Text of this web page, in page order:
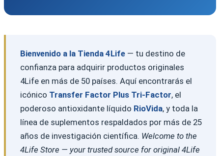
Bienvenido a la Tienda 4Life— tu destino de
confianza para adquirir productos originales
4Life en más de 50 países. Aquí encontrarás el
icónico Transfer Factor Plus Tri-Factor, el
poderoso antioxidante líquido RioVida, y toda la
línea de suplementos respaldados por más de 25
años de investigación científica. Welcome to the
4Life Store — your trusted source for original 4Life